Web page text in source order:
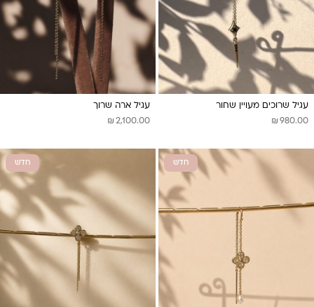
עגיל שרוכים מעויין שחור
₪ 980.00
עגיל ארה שרוך
₪ 2,100.00
חדש חדש